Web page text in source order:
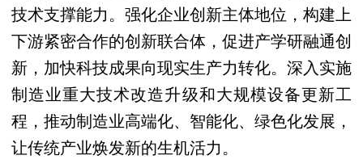
技术支撑能力。强化企业创新主体地位，构建上
下游紧密合作的创新联合体，促进产学研融通创
新，加快科技成果向现实生产力转化。深入实施
制造业重大技术改造升级和大规模设备更新工
程，推动制造业高端化、智能化、绿色化发展，
让传统产业焕发新的生机活力。